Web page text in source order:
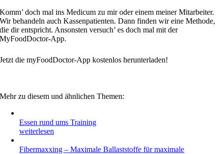
Komm’ doch mal ins Medicum zu mir oder einem meiner Mitarbeiter.
Wir behandeln auch Kassenpatienten. Dann finden wir eine Methode,
die dir entspricht. Ansonsten versuch’ es doch mal mit der
MyFoodDoctor-App.
Jetzt die myFoodDoctor-App kostenlos herunterladen!
Mehr zu diesem und ähnlichen Themen:
Essen rund ums Training
weiterlesen
Fibermaxxing – Maximale Ballaststoffe für maximale